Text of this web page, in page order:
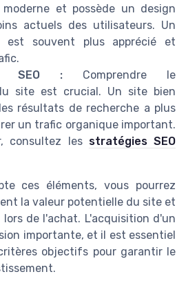
et possède un design
actuels des utilisateurs. Un
est souvent plus apprécié et
SEO : Comprendre le
site est crucial. Un site bien
résultats de recherche a plus
un trafic organique important.
consultez les stratégies SEO
ces éléments, vous pourrez
la valeur potentielle du site et
de l'achat. L'acquisition d'un
importante, et il est essentiel
objectifs pour garantir le